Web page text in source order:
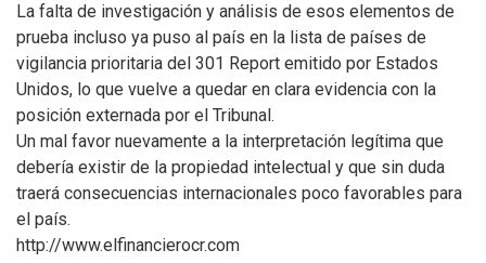
La falta de investigación y análisis de esos elementos de
prueba incluso ya puso al país en la lista de países de
vigilancia prioritaria del 301 Report emitido por Estados
Unidos, lo que vuelve a quedar en clara evidencia con la
posición externada por el Tribunal.
Un mal favor nuevamente a la interpretación legítima que
debería existir de la propiedad intelectual y que sin duda
traerá consecuencias internacionales poco favorables para
el país.
http://www.elfinancierocr.com